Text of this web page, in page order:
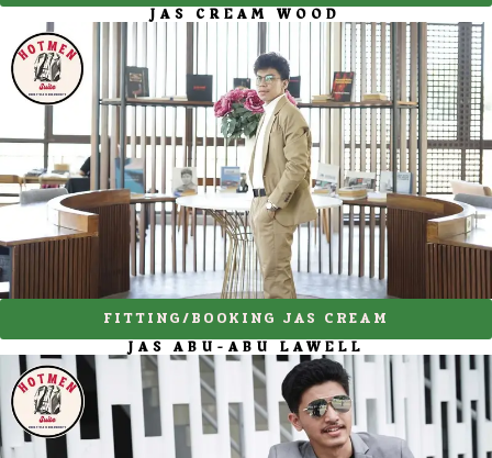
JAS CREAM WOOD
FITTING/BOOKING JAS CREAM
JAS ABU-ABU LAWELL